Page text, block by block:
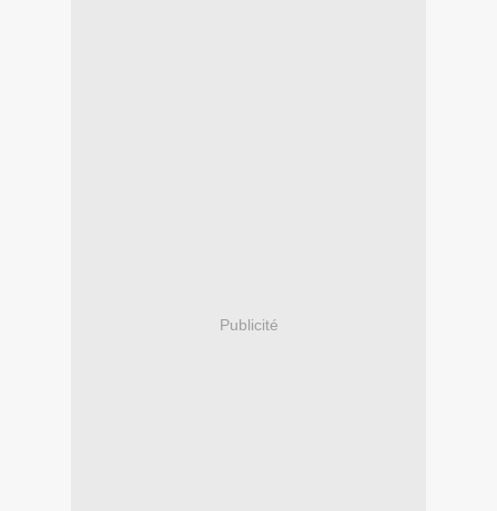
Publicité